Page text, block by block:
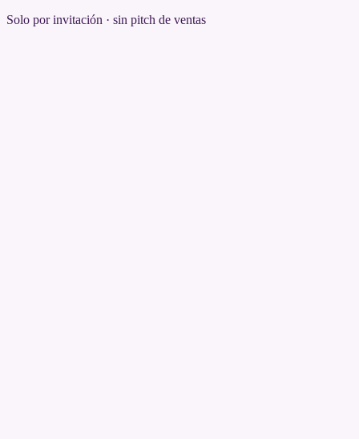
Solo por invitación · sin pitch de ventas